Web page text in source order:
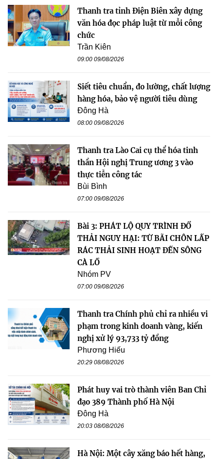
Thanh tra tỉnh Điện Biên xây dựng
văn hóa đọc pháp luật từ mỗi công
chức
Trần Kiên
09:00 09/08/2026
Siết tiêu chuẩn, đo lường, chất lượng
hàng hóa, bảo vệ người tiêu dùng
Đông Hà
08:00 09/08/2026
Thanh tra Lào Cai cụ thể hóa tinh
thần Hội nghị Trung ương 3 vào
thực tiễn công tác
Bùi Bình
07:00 09/08/2026
Bài 3: PHÁT LỘ QUY TRÌNH ĐỔ
THẢI NGUY HẠI: TỪ BÃI CHÔN LẤP
RÁC THẢI SINH HOẠT ĐẾN SÔNG
CÀ LỒ
Nhóm PV
07:00 09/08/2026
Thanh tra Chính phủ chỉ ra nhiều vi
phạm trong kinh doanh vàng, kiến
nghị xử lý 93,733 tỷ đồng
Phương Hiếu
20:29 08/08/2026
Phát huy vai trò thành viên Ban Chỉ
đạo 389 Thành phố Hà Nội
Đông Hà
20:03 08/08/2026
Hà Nội: Một cây xăng báo hết hàng,